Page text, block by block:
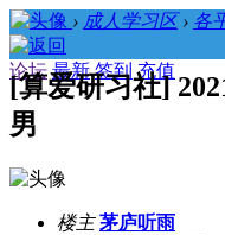
› 成人学习区 › 各
论坛 最新 签到 充值
[算爱研习社]
男
楼主 茅庐听雨